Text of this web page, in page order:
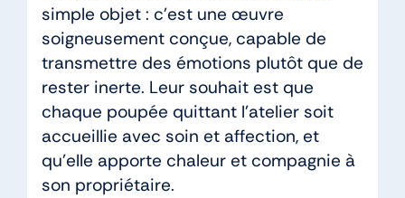
simple objet : c’est une œuvre
soigneusement conçue, capable de
transmettre des émotions plutôt que de
rester inerte. Leur souhait est que
chaque poupée quittant l’atelier soit
accueillie avec soin et affection, et
qu’elle apporte chaleur et compagnie à
son propriétaire.